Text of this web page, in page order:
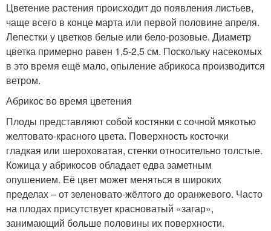
Цветение растения происходит до появления листьев,
чаще всего в конце марта или первой половине апреля.
Лепестки у цветков белые или бело-розовые. Диаметр
цветка примерно равен 1,5-2,5 см. Поскольку насекомых
в это время ещё мало, опыление абрикоса производится
ветром.
Абрикос во время цветения
Плоды представляют собой костянки с сочной мякотью
желтовато-красного цвета. Поверхность косточки
гладкая или шероховатая, стенки относительно толстые.
Кожица у абрикосов обладает едва заметным
опушением. Её цвет может меняться в широких
пределах – от зеленовато-жёлтого до оранжевого. Часто
на плодах присутствует красноватый «загар»,
занимающий больше половины их поверхности.